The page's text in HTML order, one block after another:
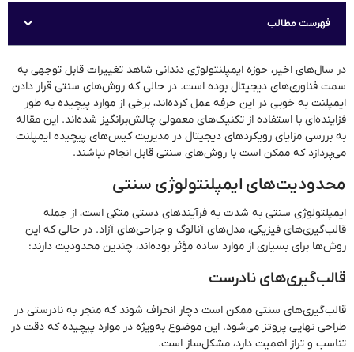
فهرست مطالب
در سال‌های اخیر، حوزه ایمپلنتولوژی دندانی شاهد تغییرات قابل توجهی به
سمت فناوری‌های دیجیتال بوده است. در حالی که روش‌های سنتی قرار دادن
ایمپلنت به خوبی در این حرفه عمل کرده‌اند، برخی از موارد پیچیده به طور
فزاینده‌ای با استفاده از تکنیک‌های معمولی چالش‌برانگیز شده‌اند. این مقاله
به بررسی مزایای رویکردهای دیجیتال در مدیریت کیس‌های پیچیده ایمپلنت
می‌پردازد که ممکن است با روش‌های سنتی قابل انجام نباشند.
محدودیت‌های ایمپلنتولوژی سنتی
ایمپلتولوژی سنتی به شدت به فرآیندهای دستی متکی است، از جمله
قالب‌گیری‌های فیزیکی، مدل‌های آنالوگ و جراحی‌های آزاد. در حالی که این
روش‌ها برای بسیاری از موارد ساده مؤثر بوده‌اند، چندین محدودیت دارند:
قالب‌گیری‌های نادرست
قالب‌گیری‌های سنتی ممکن است دچار انحراف شوند که منجر به نادرستی در
طراحی نهایی پروتز می‌شود. این موضوع به‌ویژه در موارد پیچیده که دقت در
تناسب و تراز اهمیت دارد، مشکل‌ساز است.